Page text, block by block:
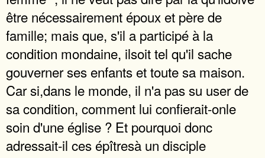
être nécessairement époux et père de
famille; mais que, s'il a participé à la
condition mondaine, ilsoit tel qu'il sache
gouverner ses enfants et toute sa maison.
Car si,dans le monde, il n'a pas su user de
sa condition, comment lui confierait-onle
soin d'une église ? Et pourquoi donc
adressait-il ces épîtresà un disciple